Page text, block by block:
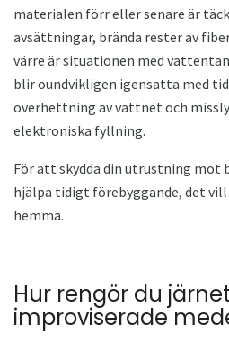
materialen förr eller senare är
avsättningar, brända rester av
värre är situationen med
blir oundvikligen igensatta med
överhettning av vattnet och
elektroniska fyllning.
För att skydda din utrustning
hjälpa tidigt förebyggande, det
hemma.
Hur rengör du
improviserade